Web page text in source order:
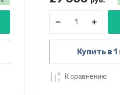
Купить в
К сравнению